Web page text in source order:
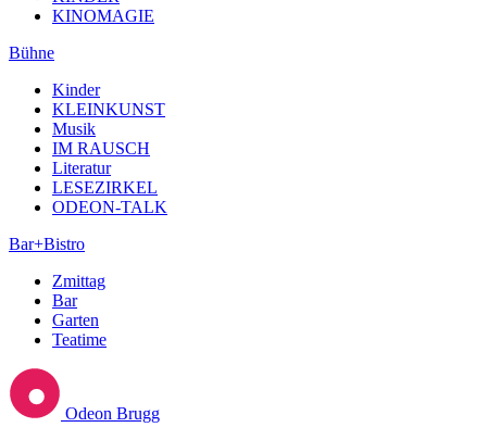
KINOMAGIE
Bühne
Kinder
KLEINKUNST
Musik
IM RAUSCH
Literatur
LESEZIRKEL
ODEON-TALK
Bar+Bistro
Zmittag
Bar
Garten
Teatime
Odeon Brugg